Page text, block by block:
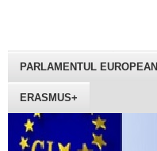
PARLAMENTUL EUROPEAN
ERASMUS+